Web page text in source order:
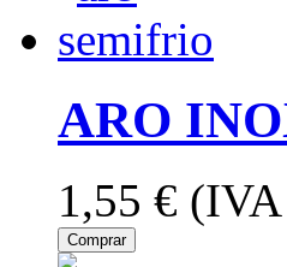
ARO
1,55 €
Comprar